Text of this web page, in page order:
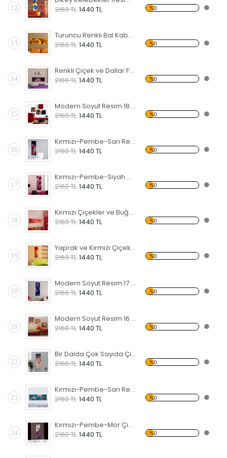
12
2160 TL 1440 TL %0
13
Turuncu Renkli Bal Kabakları Forex Tablo
2160 TL 1440 TL %0
14
Renkli Çiçek ve Dallar Forex Tablo
2160 TL 1440 TL %0
15
Modern Soyut Resim 18 Forex Tablo
2160 TL 1440 TL %0
16
Kırmızı-Pembe-Sarı Renkli Çiçekler Forex Tablo
2160 TL 1440 TL %0
17
Kırmızı-Pembe-Siyah Çiçekler Forex Tablo
2160 TL 1440 TL %0
18
Kırmızı Çiçekler ve Buğday Başakları Forex Tablo
2160 TL 1440 TL %0
19
Yaprak ve Kırmızı Çiçekler Forex Tablo
2160 TL 1440 TL %0
20
Modern Soyut Resim 17 Forex Tablo
2160 TL 1440 TL %0
21
Modern Soyut Resim 16 Forex Tablo
2160 TL 1440 TL %0
22
Bir Dalda Çok Sayıda Çiçek Forex Tablo
2160 TL 1440 TL %0
23
Kırmızı-Pembe-Sarı Renkli Çiçekler Forex Tablo
2160 TL 1440 TL %0
24
Kırmızı-Pembe-Mor Çiçekler Forex Tablo
2160 TL 1440 TL %0